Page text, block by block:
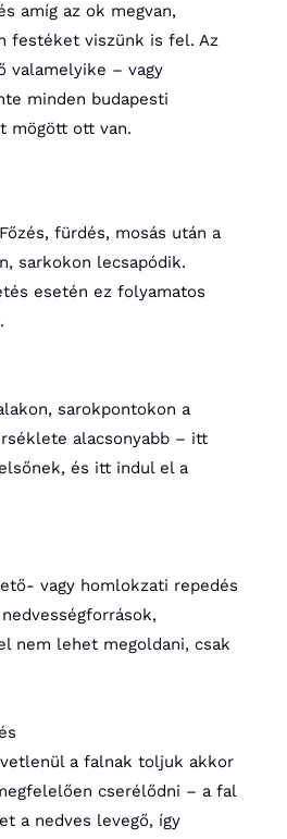
amíg az ok megvan,
festéket viszünk is fel. Az
valamelyike – vagy
minden budapesti
mögött ott van.
fürdés, mosás után a
sarkokon lecsapódik.
esetén ez folyamatos
sarokpontokon a
alacsonyabb – itt
és itt indul el a
vagy homlokzati repedés
nem lehet megoldani, csak
a falnak toljuk akkor
cserélődni – a fal
a nedves levegő, így